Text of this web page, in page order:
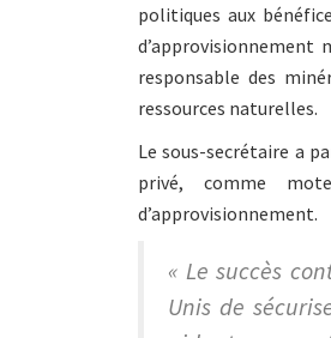
politiques aux
responsable des
ressources naturelles.
Le sous-secrétaire a
privé, comme
d’approvisionnement.
« Le succès
Unis de